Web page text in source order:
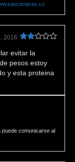
en 2
2016
evitar la
pesos estoy
y esta proteina
comunicarse al